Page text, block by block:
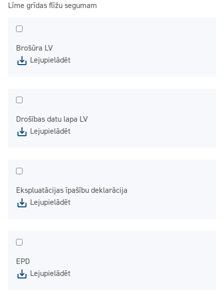
Līme grīdas flīžu segumam
Brošūra LV
Lejupielādēt
Drošības datu lapa LV
Lejupielādēt
Ekspluatācijas īpašību deklarācija
Lejupielādēt
EPD
Lejupielādēt